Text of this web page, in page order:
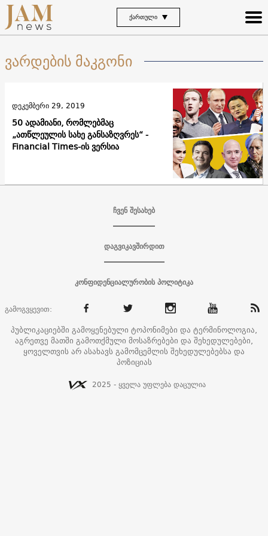
ᲥᲐᲠᲗᲣᲚᲘ
ვარდების მაკგონი
50 ადამიანი, რომლებმაც
„ათწლეულის სახე განსაზღვრეს“ -
Financial Times-ის ვერსია
დეკემბერი 29, 2019
ჩვენ შესახებ
დაგვიკავშირდით
კონფიდენციალურობის პოლიტიკა
გამოგვყევით:
პუბლიკაციებში გამოყენებული ტოპონიმები და ტერმინოლოგია,
აგრეთვე მათში გამოთქმული მოსაზრებები და შეხედულებები,
ყოველთვის არ ასახავს გამომცემლის შეხედულებებსა და
პოზიციას
2025 - ყველა უფლება დაცულია